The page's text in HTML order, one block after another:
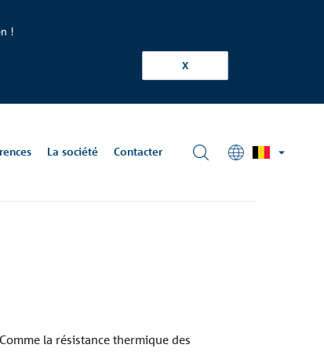
!
X
La société Contacter
la résistance thermique des